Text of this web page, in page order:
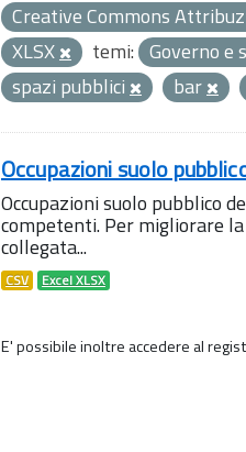
Creative Commons
XLSX
temi: Governo e
spazi pubblici
bar
Occupazioni suolo
Occupazioni suolo pubblico
competenti. Per migliorare
collegata...
CSV Excel XLSX
E' possibile inoltre accedere al